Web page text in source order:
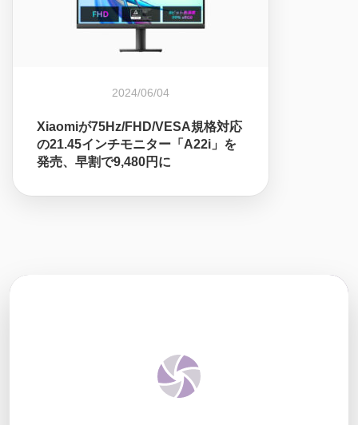
2024/06/04
Xiaomiが75Hz/FHD/VESA規格対応
の21.45インチモニター「A22i」を
発売、早割で9,480円に